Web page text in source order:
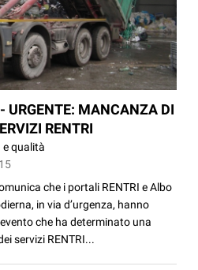
URGENTE: MANCANZA DI
RENTRI
e qualità
che i portali RENTRI e Albo
in via d’urgenza, hanno
che ha determinato una
servizi RENTRI...